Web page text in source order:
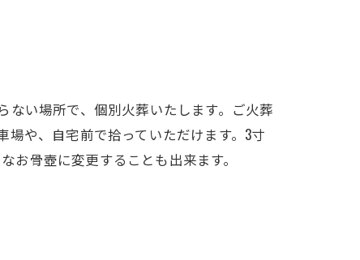
い場所で、個別火葬いたします。ご火葬
や、自宅前で拾っていただけます。3寸
お骨壺に変更することも出来ます。